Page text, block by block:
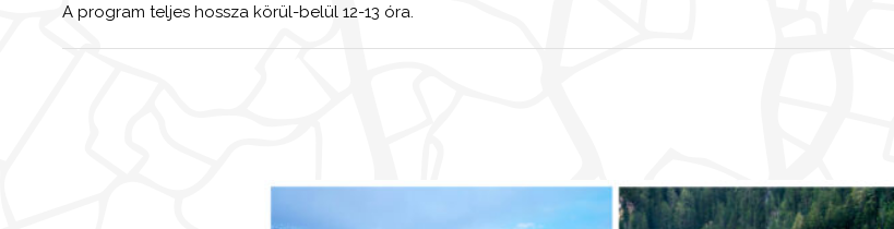
A program teljes hossza körül-belül 12-13 óra.